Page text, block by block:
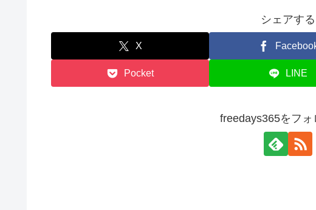
シェアする
X
Pocket LINE
freedays365をフォ